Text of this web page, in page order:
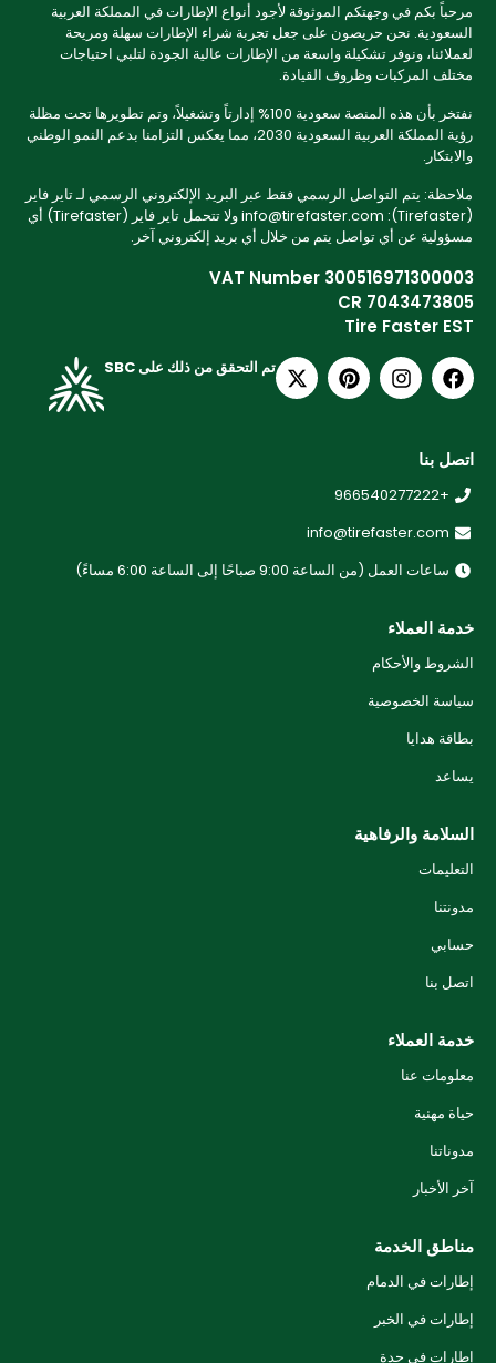
مرحباً بكم في وجهتكم الموثوقة لأجود أنواع الإطارات في المملكة العربية
السعودية. نحن حريصون على جعل تجربة شراء الإطارات سهلة ومريحة
لعملائنا، ونوفر تشكيلة واسعة من الإطارات عالية الجودة لتلبي احتياجات
مختلف المركبات وظروف القيادة.
نفتخر بأن هذه المنصة سعودية 100% إدارتاً وتشغيلاً، وتم تطويرها تحت مظلة
رؤية المملكة العربية السعودية 2030، مما يعكس التزامنا بدعم النمو الوطني
والابتكار.
ملاحظة: يتم التواصل الرسمي فقط عبر البريد الإلكتروني الرسمي لـ تاير فاير
(Tirefaster): info@tirefaster.com ولا تتحمل تاير فاير (Tirefaster) أي
مسؤولية عن أي تواصل يتم من خلال أي بريد إلكتروني آخر.
VAT Number 300516971300003
CR 7043473805
Tire Faster EST
تم التحقق من ذلك على SBC
اتصل بنا
+966540277222
info@tirefaster.com
ساعات العمل (من الساعة 9:00 صباحًا إلى الساعة 6:00 مساءً)
خدمة العملاء
الشروط والأحكام
سياسة الخصوصية
بطاقة هدايا
يساعد
السلامة والرفاهية
التعليمات
مدونتنا
حسابي
اتصل بنا
خدمة العملاء
معلومات عنا
حياة مهنية
مدوناتنا
آخر الأخبار
مناطق الخدمة
إطارات في الدمام
إطارات في الخبر
إطارات في جدة